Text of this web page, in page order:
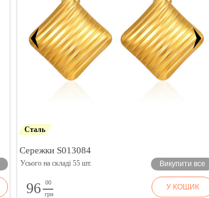
Сталь
Сережки S013084
Усього на складі 55 шт. Викупити все
96
00
грн
У КОШИК